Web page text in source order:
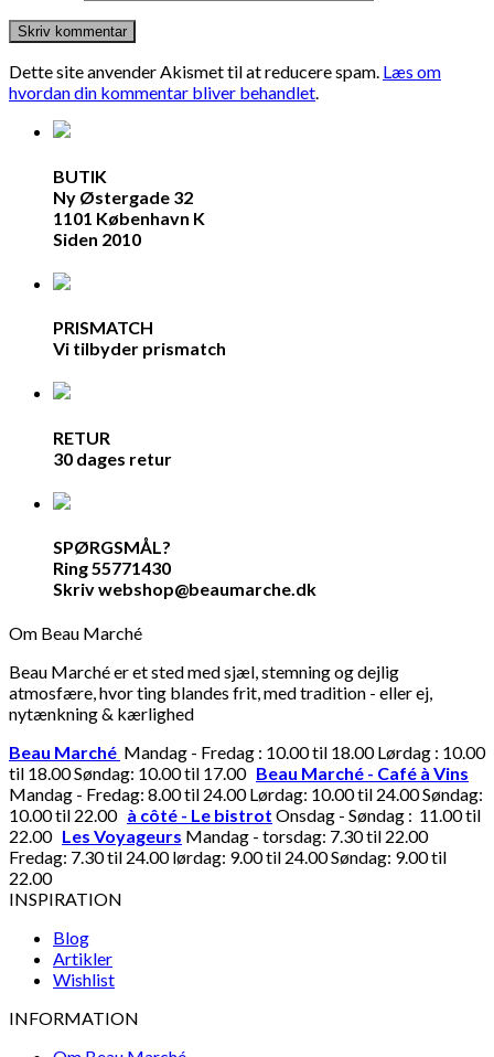
Dette site anvender Akismet til at reducere spam. Læs om
hvordan din kommentar bliver behandlet.
BUTIK
Ny Østergade 32
1101 København K
Siden 2010
PRISMATCH
Vi tilbyder prismatch
RETUR
30 dages retur
SPØRGSMÅL?
Ring 55771430
Skriv webshop@beaumarche.dk
Om Beau Marché
Beau Marché er et sted med sjæl, stemning og dejlig
atmosfære, hvor ting blandes frit, med tradition - eller ej,
nytænkning & kærlighed
Beau Marché Mandag - Fredag : 10.00 til 18.00 Lørdag : 10.00
til 18.00 Søndag: 10.00 til 17.00 Beau Marché - Café à Vins
Mandag - Fredag: 8.00 til 24.00 Lørdag: 10.00 til 24.00 Søndag:
10.00 til 22.00 à côté - Le bistrot Onsdag - Søndag : 11.00 til
22.00 Les Voyageurs Mandag - torsdag: 7.30 til 22.00
Fredag: 7.30 til 24.00 lørdag: 9.00 til 24.00 Søndag: 9.00 til
22.00
INSPIRATION
Blog
Artikler
Wishlist
INFORMATION